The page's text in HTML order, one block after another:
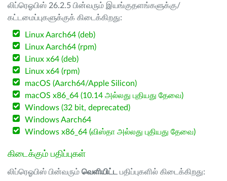
லிப்ரெஓபிஸ் 26.2.5 பின்வரும் இயங்குதளங்களுக்கு/
கட்டமைப்புகளுக்குக் கிடைக்கிறது:
Linux Aarch64 (deb)
Linux Aarch64 (rpm)
Linux x64 (deb)
Linux x64 (rpm)
macOS (Aarch64/Apple Silicon)
macOS x86_64 (10.14 அல்லது புதியது தேவை)
Windows (32 bit, deprecated)
Windows Aarch64
Windows x86_64 (விஸ்தா அல்லது புதியது தேவை)
கிடைக்கும் பதிப்புகள்
லிப்ரெஓபிஸ் பின்வரும் வெளியிட்ட பதிப்புகளில் கிடைக்கிறது: